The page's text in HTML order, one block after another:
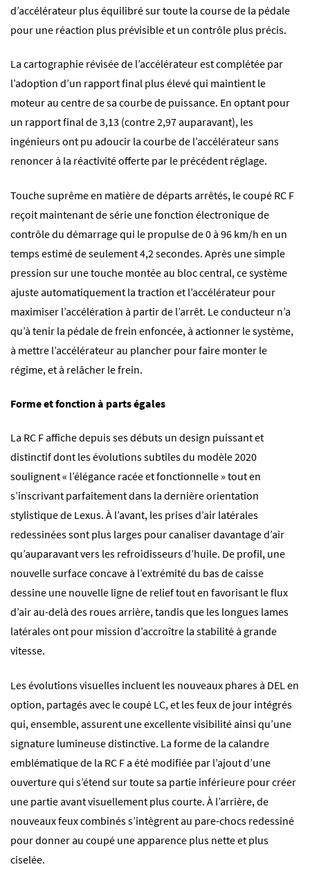
d’accélérateur plus équilibré sur toute la course de la pédale
pour une réaction plus prévisible et un contrôle plus précis.
La cartographie révisée de l’accélérateur est complétée par
l’adoption d’un rapport final plus élevé qui maintient le
moteur au centre de sa courbe de puissance. En optant pour
un rapport final de 3,13 (contre 2,97 auparavant), les
ingénieurs ont pu adoucir la courbe de l’accélérateur sans
renoncer à la réactivité offerte par le précédent réglage.
Touche suprême en matière de départs arrêtés, le coupé RC F
reçoit maintenant de série une fonction électronique de
contrôle du démarrage qui le propulse de 0 à 96 km/h en un
temps estimé de seulement 4,2 secondes. Après une simple
pression sur une touche montée au bloc central, ce système
ajuste automatiquement la traction et l’accélérateur pour
maximiser l’accélération à partir de l’arrêt. Le conducteur n’a
qu’à tenir la pédale de frein enfoncée, à actionner le système,
à mettre l’accélérateur au plancher pour faire monter le
régime, et à relâcher le frein.
Forme et fonction à parts égales
La RC F affiche depuis ses débuts un design puissant et
distinctif dont les évolutions subtiles du modèle 2020
soulignent « l’élégance racée et fonctionnelle » tout en
s’inscrivant parfaitement dans la dernière orientation
stylistique de Lexus. À l’avant, les prises d’air latérales
redessinées sont plus larges pour canaliser davantage d’air
qu’auparavant vers les refroidisseurs d’huile. De profil, une
nouvelle surface concave à l’extrémité du bas de caisse
dessine une nouvelle ligne de relief tout en favorisant le flux
d’air au-delà des roues arrière, tandis que les longues lames
latérales ont pour mission d’accroître la stabilité à grande
vitesse.
Les évolutions visuelles incluent les nouveaux phares à DEL en
option, partagés avec le coupé LC, et les feux de jour intégrés
qui, ensemble, assurent une excellente visibilité ainsi qu’une
signature lumineuse distinctive. La forme de la calandre
emblématique de la RC F a été modifiée par l’ajout d’une
ouverture qui s’étend sur toute sa partie inférieure pour créer
une partie avant visuellement plus courte. À l’arrière, de
nouveaux feux combinés s’intègrent au pare-chocs redessiné
pour donner au coupé une apparence plus nette et plus
ciselée.